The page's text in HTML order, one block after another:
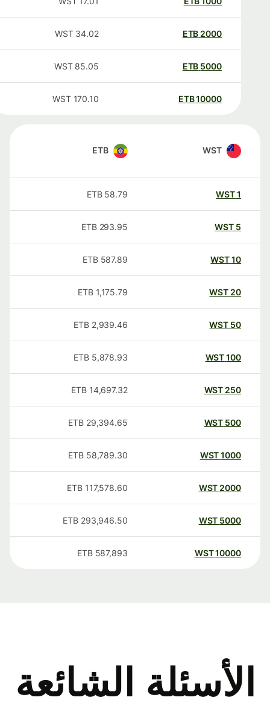
2000
ETB
34.02
WST
5000
ETB
85.05
WST
10000
ETB
170.10
WST
WST
ETB
WST
58.79
ETB
WST
293.95
ETB
WST
587.89
ETB
20
WST
1,175.79
ETB
50
WST
2,939.46
ETB
100
WST
5,878.93
ETB
250
WST
14,697.32
ETB
500
WST
29,394.65
ETB
1000
WST
58,789.30
ETB
2000
WST
117,578.60
ETB
5000
WST
293,946.50
ETB
10000
WST
587,893
ETB
الأسئلة الشائعة